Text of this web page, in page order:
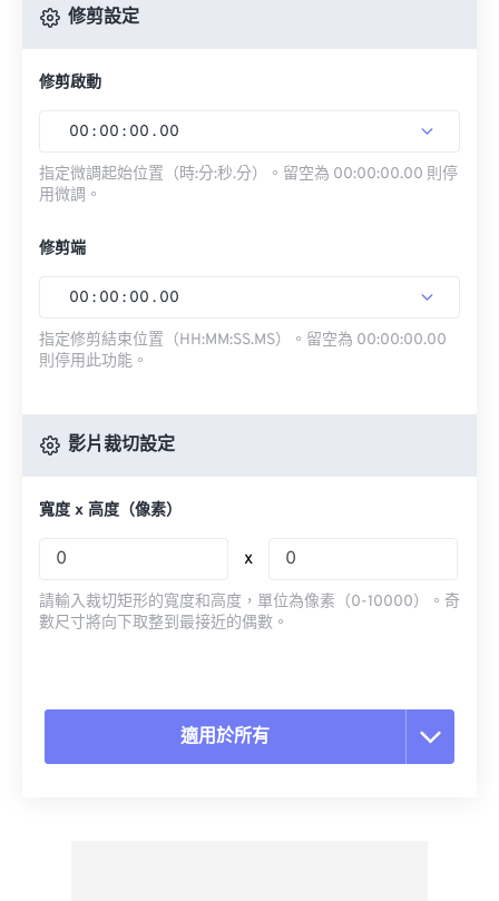
修剪設定
修剪啟動
00 : 00 : 00 . 00
指定微調起始位置（時:分:秒.分）。留空為 00:00:00.00 則停
用微調。
修剪端
00 : 00 : 00 . 00
指定修剪結束位置（HH:MM:SS.MS）。留空為 00:00:00.00
則停用此功能。
影片裁切設定
寬度 x 高度（像素）
x
請輸入裁切矩形的寬度和高度，單位為像素（0-10000）。奇
數尺寸將向下取整到最接近的偶數。
適用於所有